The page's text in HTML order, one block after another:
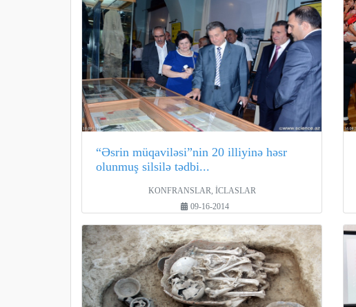
“Əsrin müqaviləsi”nin 20 illiyinə həsr
olunmuş silsilə tədbi...
KONFRANSLAR, İCLASLAR
09-16-2014